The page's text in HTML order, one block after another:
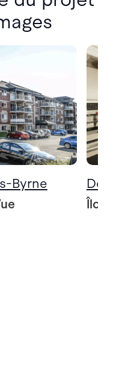
Byrne
Îlot